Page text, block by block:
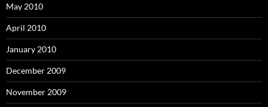
May 2010
April 2010
January 2010
December 2009
November 2009